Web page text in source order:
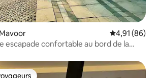
Évaluation
4,91 (86)
escapade confortable au bord de la